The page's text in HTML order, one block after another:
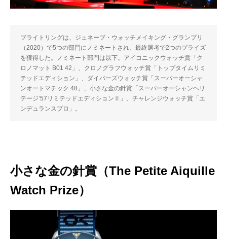
ブライトリングは、ジュネーブ・ウォッチメイキング・グランプリ
（2020）で5つの部門にノミネートされ、最終選考で2つのプライズ
を獲得した。ノミネート部門は以下。アイコニックウォッチ賞「ク
ロノマット B01 42」、クロノグラフウォッチ賞「トップタイムリミ
テッドエディション」、ダイバーズウォッチ賞「スーパーオーシャ
ンオートマチック 48」、小さな金の針賞「スーパーオーシャンヘリ
テージ’57リミテッドエディションⅡ」、チャレンジウォッチ賞「エ
ンデュランスプロ」。
小さな金の針賞（The Petite Aiquille
Watch Prize）